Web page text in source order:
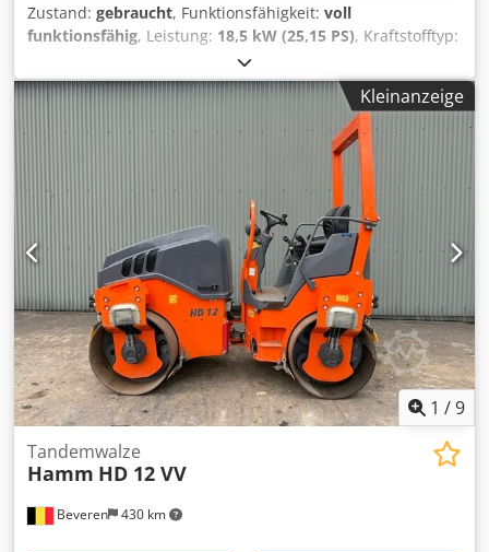
Zustand: gebraucht, Funktionsfähigkeit: voll
funktionsfähig, Leistung: 18,5 kW (25,15 PS), Kraftstofftyp:
3.000 kg
Betriebsgewicht:2.500 kg, Baujahr:2001, HAMM HD 10 K
Cedpsyl Sbcefx Ag Esrf
Kleinanzeige
1 /9
Beveren 430 km
Tandemwalze
Hamm HD 12 VV